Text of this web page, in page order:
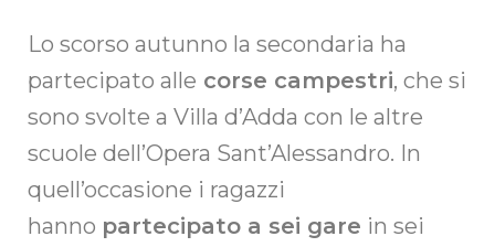
Lo scorso autunno la secondaria ha
partecipato alle corse campestri, che si
sono svolte a Villa d’Adda con le altre
scuole dell’Opera Sant’Alessandro. In
quell’occasione i ragazzi
hanno partecipato a sei gare in sei